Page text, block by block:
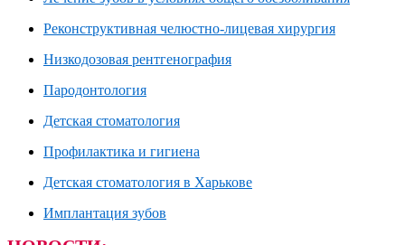
Реконструктивная челюстно-лицевая хирургия
Низкодозовая рентгенография
Пародонтология
Детская стоматология
Профилактика и гигиена
Детская стоматология в Харькове
Имплантация зубов